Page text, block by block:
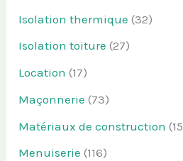
Isolation thermique (32)
Isolation toiture (27)
Location (17)
Maçonnerie (73)
Matériaux de construction
Menuiserie (116)